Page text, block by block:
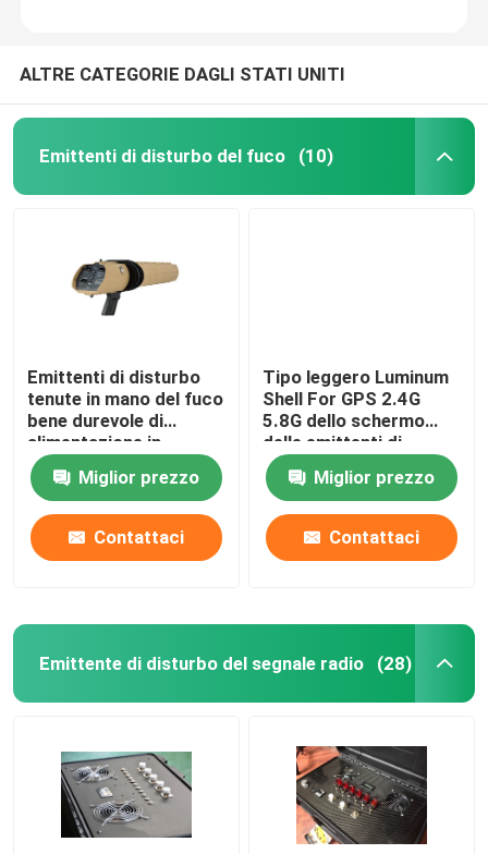
Prodotti
Video
Chi siamo
Giro della fabbrica
Richiedi un preventivo
Emittenti di disturbo del fuco
ALTRE CATEGORIE DAGLI STATI UNITI
Emittenti di disturbo del fuco (10)
Emittenti di disturbo
tenute in mano del fuco
bene durevole di
alimentazione in
ingresso entrata di 12
VCC per
DOTTRINA/PROSCIUTTO/GNSS
GLONASS
Miglior prezzo
Contattaci
Tipo leggero Luminum
Shell For GPS 2.4G
5.8G dello schermo
delle emittenti di
disturbo del fuco 40W
Miglior prezzo
Contattaci
Emittente di disturbo del segnale radio (28)